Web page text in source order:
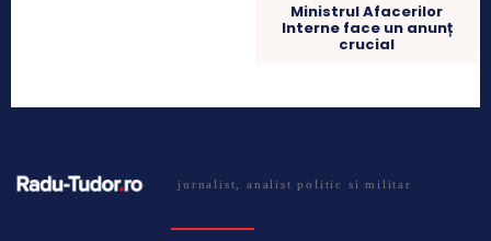
Ministrul Afacerilor
Interne face un anunț
crucial
jurnalist, analist politic si militar